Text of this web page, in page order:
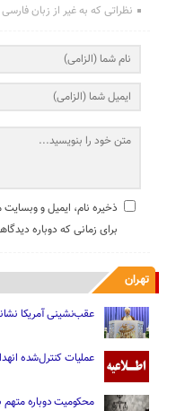
نظراتی که به غیر از زبان
ذخیره نام، ایمیل و
برای زمانی که دوباره
تهران
عقب‌نشینی آمریکا
عملیات کنترل‌شده
محکومیت دوباره متهم